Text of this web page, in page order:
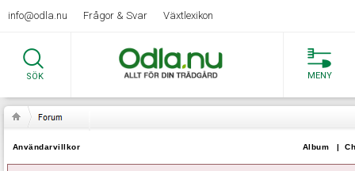
info@odla.nu Frågor & Svar Växtlexikon
SÖK MENY
Användarvillkor Album |